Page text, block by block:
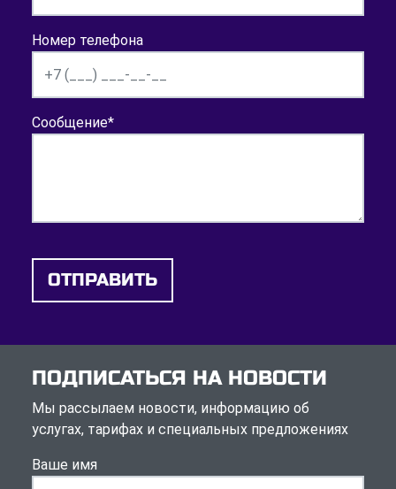
Номер телефона
Сообщение*
ОТПРАВИТЬ
ПОДПИСАТЬСЯ НА НОВОСТИ
Мы рассылаем новости, информацию об
услугах, тарифах и специальных предложениях
Ваше имя